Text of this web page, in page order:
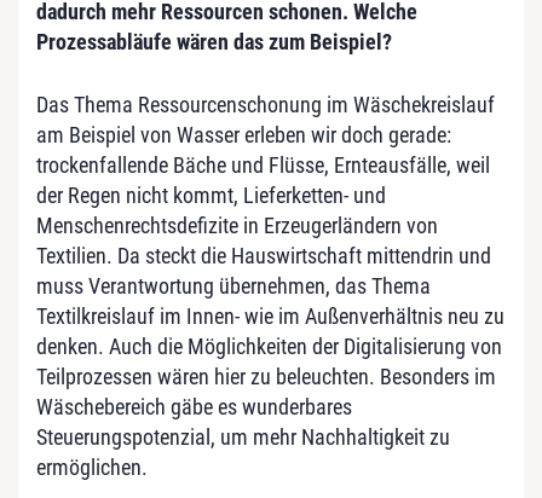
dadurch mehr Ressourcen schonen. Welche
Prozessabläufe wären das zum Beispiel?
Das Thema Ressourcenschonung im Wäschekreislauf
am Beispiel von Wasser erleben wir doch gerade:
trockenfallende Bäche und Flüsse, Ernteausfälle, weil
der Regen nicht kommt, Lieferketten- und
Menschenrechtsdefizite in Erzeugerländern von
Textilien. Da steckt die Hauswirtschaft mittendrin und
muss Verantwortung übernehmen, das Thema
Textilkreislauf im Innen- wie im Außenverhältnis neu zu
denken. Auch die Möglichkeiten der Digitalisierung von
Teilprozessen wären hier zu beleuchten. Besonders im
Wäschebereich gäbe es wunderbares
Steuerungspotenzial, um mehr Nachhaltigkeit zu
ermöglichen.